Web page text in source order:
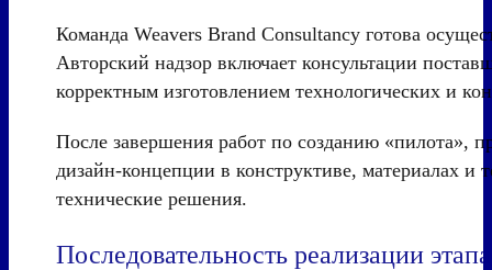
Команда Weavers Brand Consultancy готова
Авторский надзор включает консультации
корректным изготовлением технологических и
После завершения работ по созданию «пилота»,
дизайн-концепции в конструктиве, материалах и
технические решения.
Последовательность реализации